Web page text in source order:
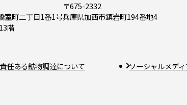
室町二丁目1番1号
階
〒675-2332
兵庫県加西市鎮岩町194番地4
任ある鉱物調達について
ソーシャルメデ